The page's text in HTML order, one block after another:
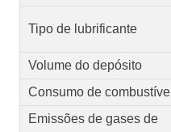
Tipo de lubrificante
Volume do depósito
Consumo de combustível
Emissões de gases de